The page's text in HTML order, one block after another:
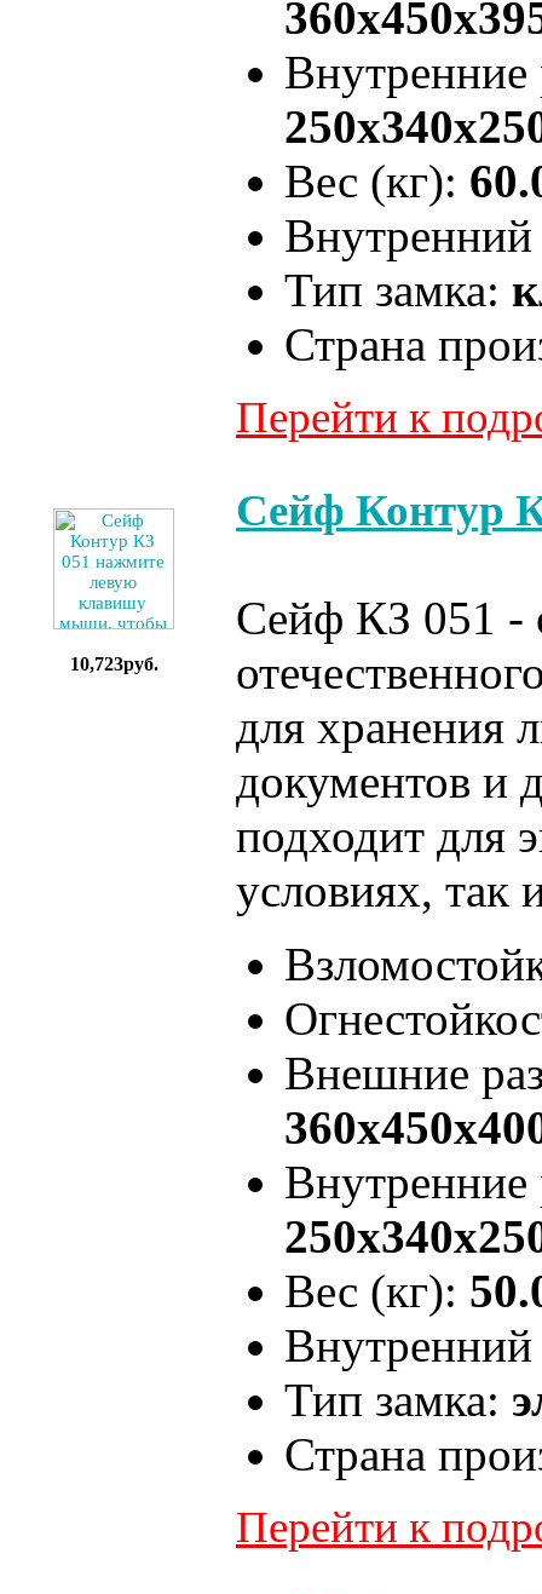
Вес (кг):
Тип замка:
Страна
Перейти к
10,723руб.
Сейф Контур
Сейф КЗ 051 -
для хранения
документов и
подходит для
условиях, так
Внешние
Вес (кг):
Тип замка:
Страна
Перейти к